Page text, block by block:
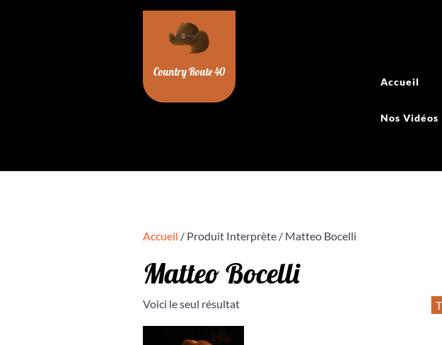
Country Route 40
Accueil
Nos Vidéos
Accueil / Produit Interprète / Matteo Bocelli
Matteo Bocelli
Voici le seul résultat